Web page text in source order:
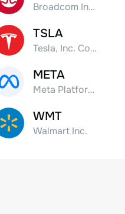
Broadcom Inc. Common Stock
TSLA
Tesla, Inc. Common Stock
META
Meta Platforms, Inc. Class A Common Stock
WMT
Walmart Inc.